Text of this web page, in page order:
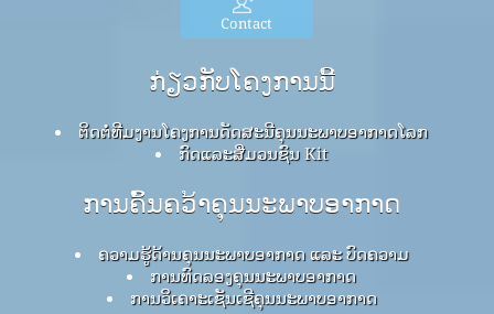
Contact
ກ່ຽວກັບໂຄງການນີ້
ຕິດຕໍ່ທີມງານໂຄງການດັດສະນີຄຸນນະພາບອາກາດໂລກ
ກົດ​ແລະ​ສື່​ມວນ​ຊົນ Kit
ການຄົ້ນຄວ້າຄຸນນະພາບອາກາດ
ຄວາມຮູ້ດ້ານຄຸນນະພາບອາກາດ ແລະ ບົດຄວາມ
ການທົດລອງຄຸນນະພາບອາກາດ
ການວິເຄາະເຊັນເຊີຄຸນນະພາບອາກາດ